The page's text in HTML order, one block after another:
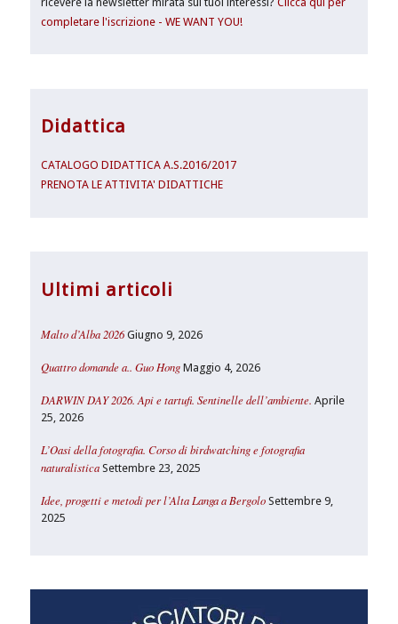
completare l'iscrizione - WE WANT YOU!
Didattica
CATALOGO DIDATTICA A.S.2016/2017
PRENOTA LE ATTIVITA' DIDATTICHE
Ultimi articoli
Malto d’Alba 2026 Giugno 9, 2026
Quattro domande a.. Guo Hong Maggio 4, 2026
DARWIN DAY 2026. Api e tartufi. Sentinelle dell’ambiente. Aprile
25, 2026
L’Oasi della fotografia. Corso di birdwatching e fotografia
naturalistica Settembre 23, 2025
Idee, progetti e metodi per l’Alta Langa a Bergolo Settembre 9,
2025